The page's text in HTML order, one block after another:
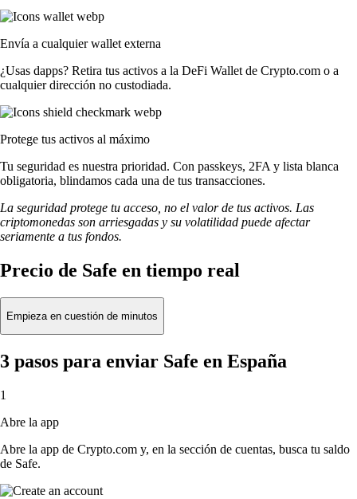
Envía a cualquier wallet externa
¿Usas dapps? Retira tus activos a la DeFi Wallet de Crypto.com o a
cualquier dirección no custodiada.
Protege tus activos al máximo
Tu seguridad es nuestra prioridad. Con passkeys, 2FA y lista blanca
obligatoria, blindamos cada una de tus transacciones.
La seguridad protege tu acceso, no el valor de tus activos. Las
criptomonedas son arriesgadas y su volatilidad puede afectar
seriamente a tus fondos.
Precio de Safe en tiempo real
Empieza en cuestión de minutos
3 pasos para enviar Safe en España
1
Abre la app
Abre la app de Crypto.com y, en la sección de cuentas, busca tu saldo
de Safe.